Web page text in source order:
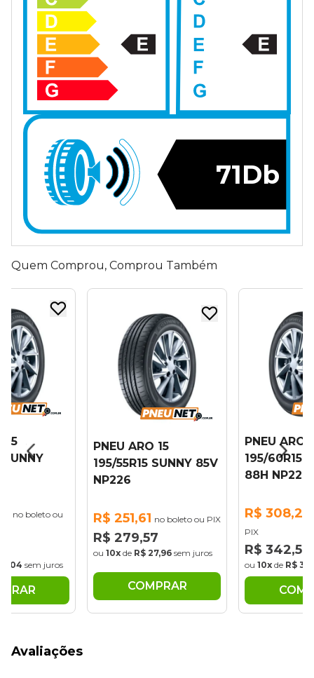
71Db
Quem Comprou, Comprou Também
15
no boleto ou
sem juros
PNEU ARO 15
195/55R15 SUNNY 85V
NP226
R$ 251,61 no boleto ou PIX
R$ 279,57
ou 10x de R$ 27,96 sem juros
COMPRAR
PNEU ARO
195/60R15
88H NP226
R$ 308,29
PIX
R$ 342,54
ou 10x de R$
Avaliações